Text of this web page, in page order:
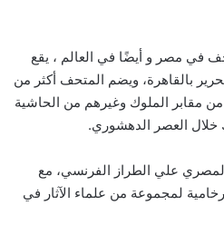
في مصر و أيضًا في العالم ، يقع
بالقاهرة، ويضم المتحف أكثر من
من مقابر الملوك وغيرهم من الحاشية
خلال العصر الدهشوري.
علي الطراز الفرنسي، مع
لمجموعة من علماء الآثار في